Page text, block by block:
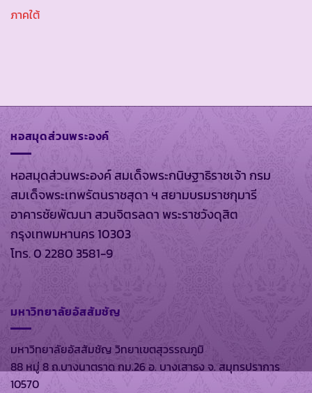
ภาคใต้
หอสมุดส่วนพระองค์
หอสมุดส่วนพระองค์ สมเด็จพระกนิษฐาธิราชเจ้า กรม
สมเด็จพระเทพรัตนราชสุดา ฯ สยามบรมราชกุมารี
อาคารชัยพัฒนา สวนจิตรลดา พระราชวังดุสิต
กรุงเทพมหานคร 10303
โทร. 0 2280 3581-9
มหาวิทยาลัยอัสสัมชัญ
มหาวิทยาลัยอัสสัมชัญ วิทยาเขตสุวรรณภูมิ
88 หมู่ 8 ถ.บางนาตราด กม.26 อ. บางเสาธง จ. สมุทรปราการ
10570